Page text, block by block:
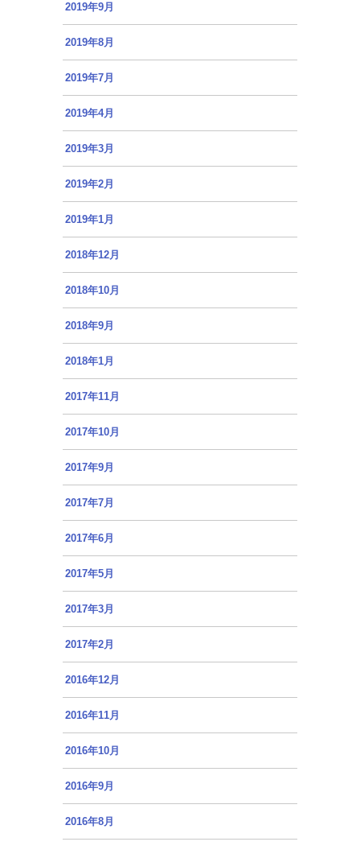
2019年9月
2019年8月
2019年7月
2019年4月
2019年3月
2019年2月
2019年1月
2018年12月
2018年10月
2018年9月
2018年1月
2017年11月
2017年10月
2017年9月
2017年7月
2017年6月
2017年5月
2017年3月
2017年2月
2016年12月
2016年11月
2016年10月
2016年9月
2016年8月